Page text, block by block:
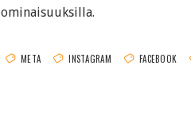
ominaisuuksilla.
META INSTAGRAM FACEBOOK